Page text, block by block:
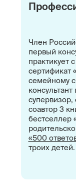
Член
первый
практикует
сертификат
семейному
супервизор,
соавтор 3
бестселлер
«500
троих детей.